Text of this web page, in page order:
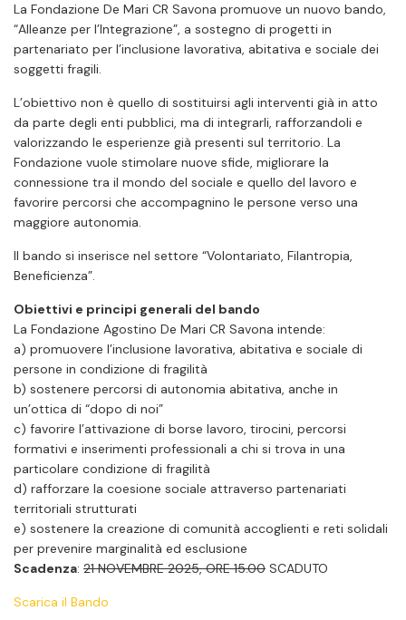
La Fondazione De Mari CR Savona promuove un nuovo bando,
“Alleanze per l’Integrazione”, a sostegno di progetti in
partenariato per l’inclusione lavorativa, abitativa e sociale dei
soggetti fragili.
L’obiettivo non è quello di sostituirsi agli interventi già in atto
da parte degli enti pubblici, ma di integrarli, rafforzandoli e
valorizzando le esperienze già presenti sul territorio. La
Fondazione vuole stimolare nuove sfide, migliorare la
connessione tra il mondo del sociale e quello del lavoro e
favorire percorsi che accompagnino le persone verso una
maggiore autonomia.
Il bando si inserisce nel settore “Volontariato, Filantropia,
Beneficienza”.
Obiettivi e principi generali del bando
La Fondazione Agostino De Mari CR Savona intende:
a) promuovere l’inclusione lavorativa, abitativa e sociale di
persone in condizione di fragilità
b) sostenere percorsi di autonomia abitativa, anche in
un’ottica di “dopo di noi”
c) favorire l’attivazione di borse lavoro, tirocini, percorsi
formativi e inserimenti professionali a chi si trova in una
particolare condizione di fragilità
d) rafforzare la coesione sociale attraverso partenariati
territoriali strutturati
e) sostenere la creazione di comunità accoglienti e reti solidali
per prevenire marginalità ed esclusione
Scadenza: 21 NOVEMBRE 2025, ORE 15.00 SCADUTO
Scarica il Bando